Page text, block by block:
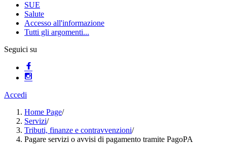
SUE
Salute
Accesso all'informazione
Tutti gli argomenti...
Seguici su
Accedi
Home Page/
Servizi/
Tributi, finanze e contravvenzioni/
Pagare servizi o avvisi di pagamento tramite PagoPA